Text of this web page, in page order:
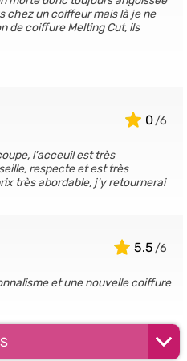
chez un coiffeur mais là je ne
de coiffure Melting Cut, ils
0
l'acceuil est très
respecte et est très
très abordable, j'y retournerai
5.5
et une nouvelle coiffure